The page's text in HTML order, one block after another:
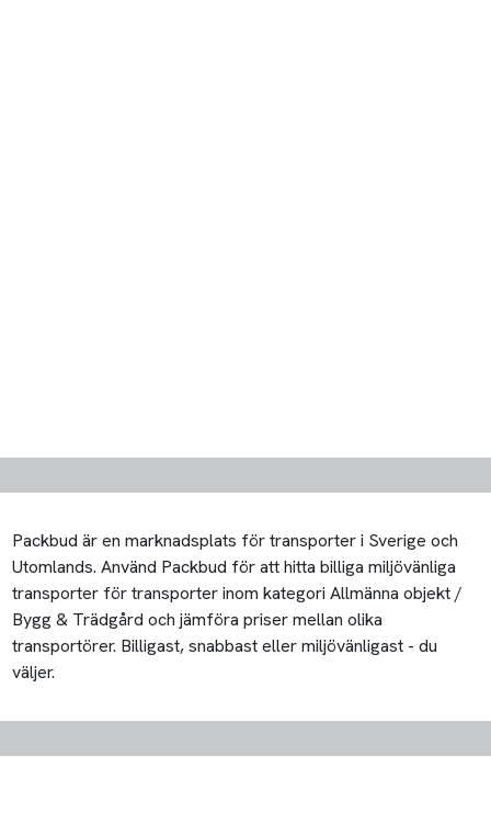
Packbud är en marknadsplats för transporter i Sverige och
Utomlands. Använd Packbud för att hitta billiga miljövänliga
transporter för transporter inom kategori Allmänna objekt /
Bygg & Trädgård och jämföra priser mellan olika
transportörer. Billigast, snabbast eller miljövänligast - du
väljer.